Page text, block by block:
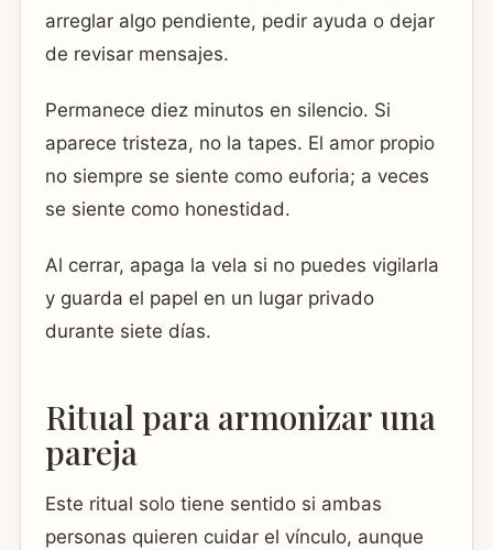
arreglar algo pendiente, pedir ayuda o dejar
de revisar mensajes.
Permanece diez minutos en silencio. Si
aparece tristeza, no la tapes. El amor propio
no siempre se siente como euforia; a veces
se siente como honestidad.
Al cerrar, apaga la vela si no puedes vigilarla
y guarda el papel en un lugar privado
durante siete días.
Ritual para armonizar una
pareja
Este ritual solo tiene sentido si ambas
personas quieren cuidar el vínculo, aunque